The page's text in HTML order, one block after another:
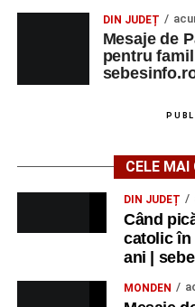
DIN JUDEȚ
Mesaje de
pentru
CELE
DIN JUDEȚ
Când
catolic în
ani |
MONDEN